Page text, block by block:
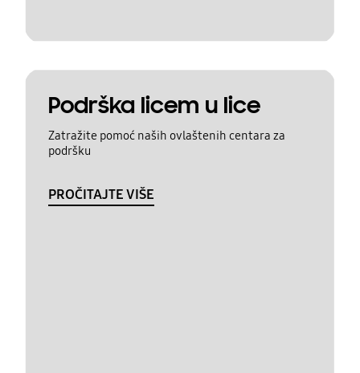
Podrška licem u lice
Zatražite pomoć naših ovlaštenih centara za
podršku
PROČITAJTE VIŠE